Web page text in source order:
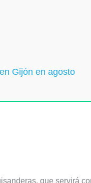
Gijón en agosto
que servirá